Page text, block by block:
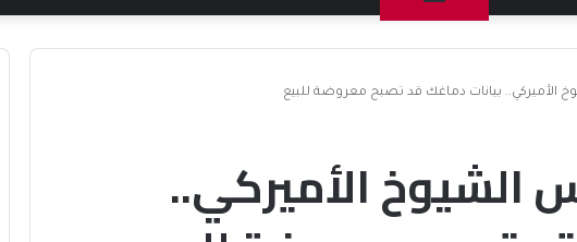
الأميركي.. بيانات دماغك قد تصبح معروضة للبيع
الشيوخ الأميركي..